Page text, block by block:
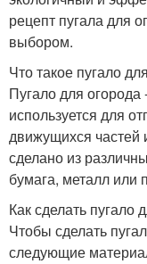
рецепт пугала для
выбором.
Что такое пугало
Пугало для
используется для
движущихся частей
сделано из
бумага, металл или
Как сделать пугало
Чтобы сделать
следующие